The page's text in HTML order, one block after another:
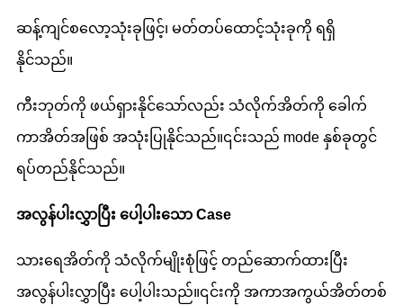
ဆန့်ကျင်စလော့သုံးခုဖြင့်၊ မတ်တပ်ထောင့်သုံးခုကို ရရှိ
နိုင်သည်။
ကီးဘုတ်ကို ဖယ်ရှားနိုင်သော်လည်း သံလိုက်အိတ်ကို ခေါက်
ကာအိတ်အဖြစ် အသုံးပြုနိုင်သည်။၎င်းသည် mode နှစ်ခုတွင်
ရပ်တည်နိုင်သည်။
အလွန်ပါးလွှာပြီး ပေါ့ပါးသော Case
သားရေအိတ်ကို သံလိုက်မျိုးစုံဖြင့် တည်ဆောက်ထားပြီး
အလွန်ပါးလွှာပြီး ပေါ့ပါးသည်။၎င်းကို အကာအကွယ်အိတ်တစ်